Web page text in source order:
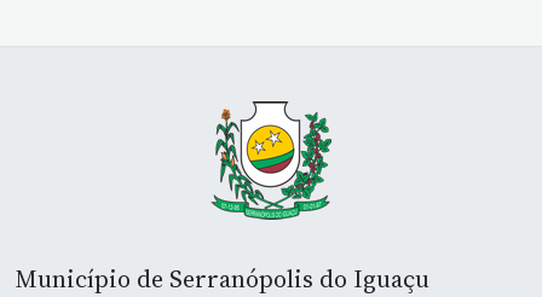
Município de Serranópolis do Iguaçu